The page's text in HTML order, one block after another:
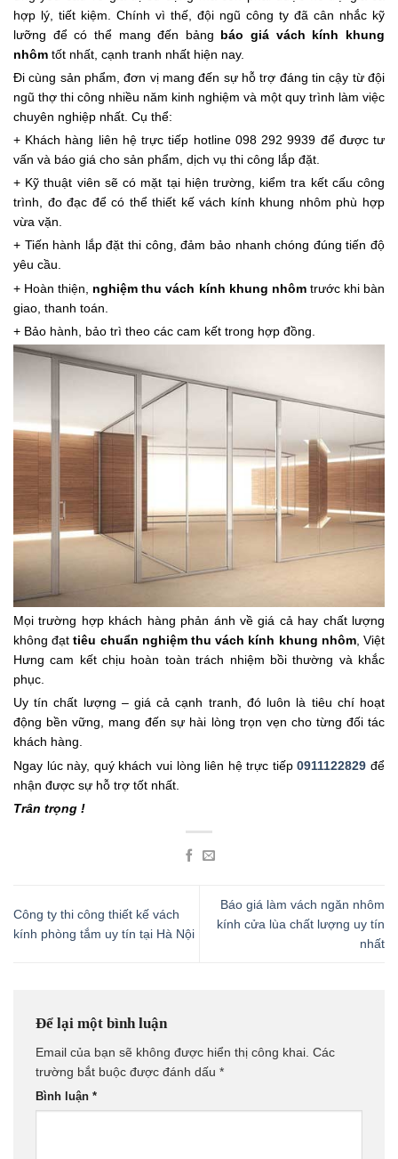
hợp lý, tiết kiệm. Chính vì thế, đội ngũ công ty đã cân nhắc kỹ
lưỡng để có thể mang đến bảng báo giá vách kính khung
nhôm tốt nhất, cạnh tranh nhất hiện nay.
Đi cùng sản phẩm, đơn vị mang đến sự hỗ trợ đáng tin cậy từ đội
ngũ thợ thi công nhiều năm kinh nghiệm và một quy trình làm việc
chuyên nghiệp nhất. Cụ thể:
+ Khách hàng liên hệ trực tiếp hotline 098 292 9939 để được tư
vấn và báo giá cho sản phẩm, dịch vụ thi công lắp đặt.
+ Kỹ thuật viên sẽ có mặt tại hiện trường, kiểm tra kết cấu công
trình, đo đạc để có thể thiết kế vách kính khung nhôm phù hợp
vừa vặn.
+ Tiến hành lắp đặt thi công, đảm bảo nhanh chóng đúng tiến độ
yêu cầu.
+ Hoàn thiện, nghiệm thu vách kính khung nhômtrước khi bàn
giao, thanh toán.
+ Bảo hành, bảo trì theo các cam kết trong hợp đồng.
Mọi trường hợp khách hàng phản ánh về giá cả hay chất lượng
không đạttiêu chuẩn nghiệm thu vách kính khung nhôm, Việt
Hưng cam kết chịu hoàn toàn trách nhiệm bồi thường và khắc
phục.
Uy tín chất lượng – giá cả cạnh tranh, đó luôn là tiêu chí hoạt
động bền vững, mang đến sự hài lòng trọn vẹn cho từng đối tác
khách hàng.
Ngay lúc này, quý khách vui lòng liên hệ trực tiếp0911122829 để
nhận được sự hỗ trợ tốt nhất.
Trân trọng !
Công ty thi công thiết kế vách
kính phòng tắm uy tín tại Hà Nội
Báo giá làm vách ngăn nhôm
kính cửa lùa chất lượng uy tín
nhất
Để lại một bình luận
Email của bạn sẽ không được hiển thị công khai. Các
trường bắt buộc được đánh dấu *
Bình luận *